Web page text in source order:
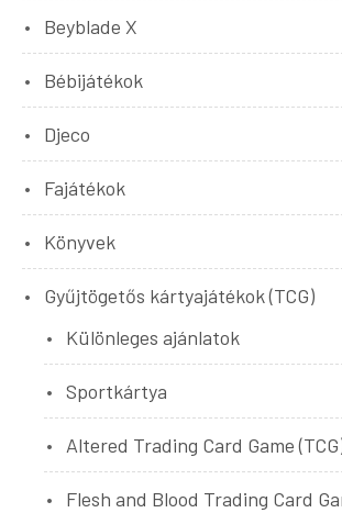
Beyblade X
Bébijátékok
Djeco
Fajátékok
Könyvek
Gyűjtögetős kártyajátékok (TCG)
Különleges ajánlatok
Sportkártya
Altered Trading Card Game
Flesh and Blood Trading Card